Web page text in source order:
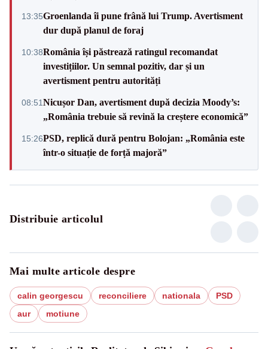
13:35Groenlanda îi pune frână lui Trump. Avertisment
dur după planul de foraj
10:38România își păstrează ratingul recomandat
investițiilor. Un semnal pozitiv, dar și un
avertisment pentru autorități
08:51Nicușor Dan, avertisment după decizia Moody’s:
„România trebuie să revină la creștere economică”
15:26PSD, replică dură pentru Bolojan: „România este
într-o situație de forță majoră”
Distribuie articolul
Mai multe articole despre
calin georgescu reconciliere nationala
PSD
aur
motiune